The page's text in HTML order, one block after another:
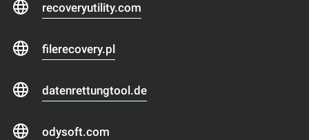
recoveryutility.com
filerecovery.pl
datenrettungtool.de
odysoft.com